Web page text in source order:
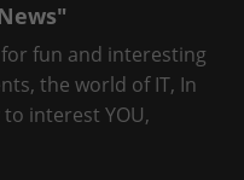
fun and interesting
the world of IT, In
interest YOU,